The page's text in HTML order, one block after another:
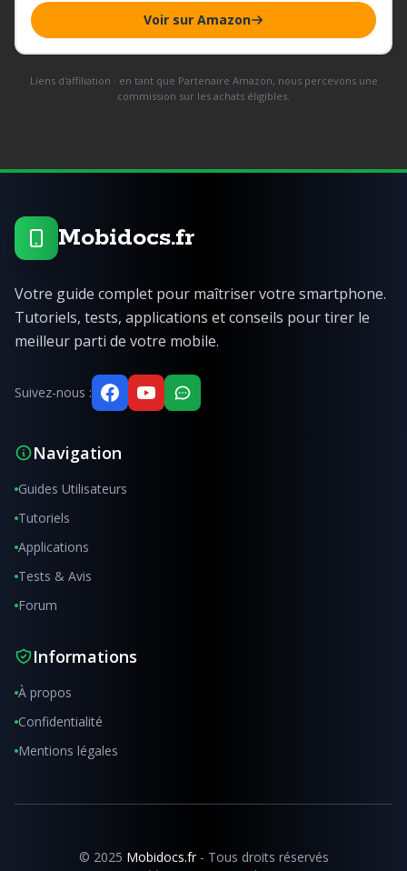
Voir sur Amazon
Liens d'affiliation · en tant que Partenaire Amazon, nous percevons une
commission sur les achats éligibles.
Mobidocs.fr
Votre guide complet pour maîtriser votre smartphone.
Tutoriels, tests, applications et conseils pour tirer le
meilleur parti de votre mobile.
Suivez-nous :
Navigation
Guides Utilisateurs
Tutoriels
Applications
Tests & Avis
Forum
Informations
À propos
Confidentialité
Mentions légales
© 2025 Mobidocs.fr- Tous droits réservés